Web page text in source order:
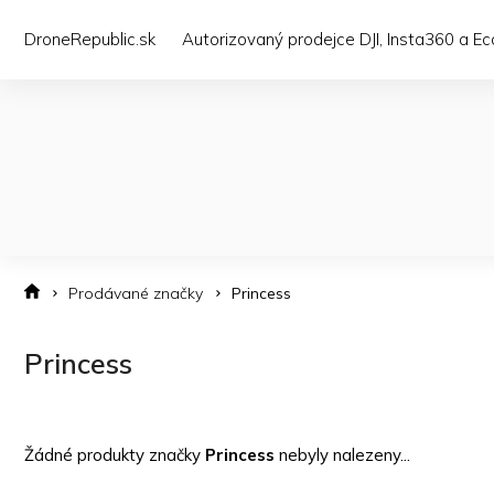
DroneRepublic.sk Autorizovaný prodejce DJI, Insta360 a
Prodávané značky Princess
Princess
Žádné produkty značky Princess nebyly nalezeny...